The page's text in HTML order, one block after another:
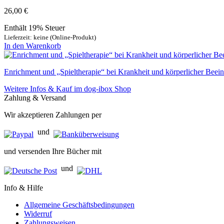
26,00 €
Enthält 19% Steuer
Lieferzeit: keine (Online-Produkt)
In den Warenkorb
Enrichment und „Spieltherapie“ bei Krankheit und körperlicher
Weitere Infos & Kauf im dog-ibox Shop
Zahlung & Versand
Wir akzeptieren Zahlungen per
und
und versenden Ihre Bücher mit
und
Info & Hilfe
Allgemeine Geschäftsbedingungen
Widerruf